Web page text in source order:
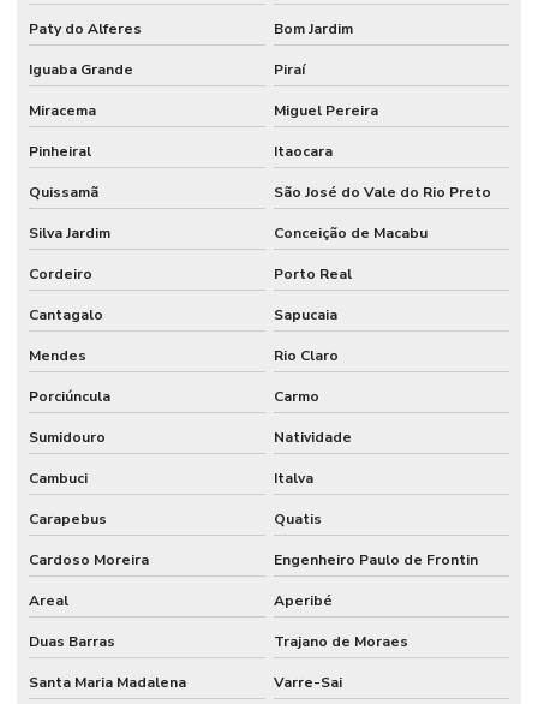
Paty do Alferes Bom Jardim
Iguaba Grande Piraí
Miracema Miguel Pereira
Pinheiral Itaocara
Quissamã São José do Vale do Rio Preto
Silva Jardim Conceição de Macabu
Cordeiro Porto Real
Cantagalo Sapucaia
Mendes Rio Claro
Porciúncula Carmo
Sumidouro Natividade
Cambuci Italva
Carapebus Quatis
Cardoso Moreira Engenheiro Paulo de Frontin
Areal Aperibé
Duas Barras Trajano de Moraes
Santa Maria Madalena Varre-Sai